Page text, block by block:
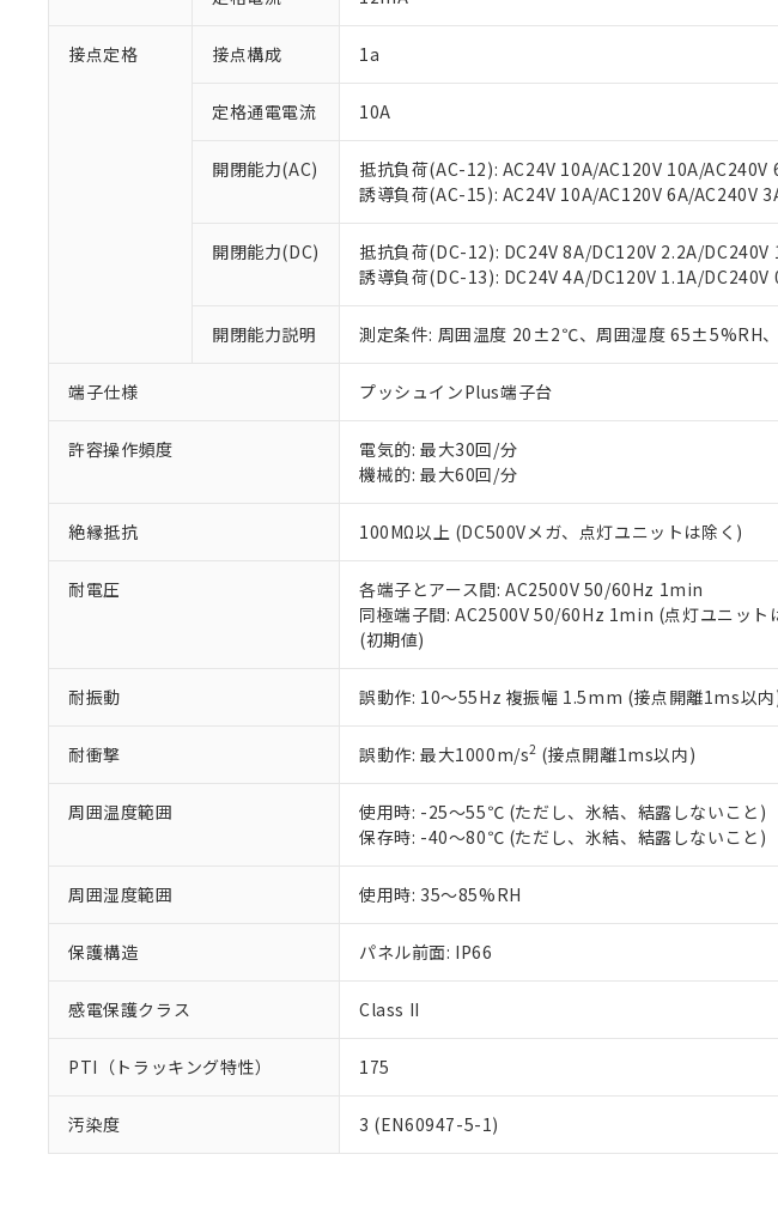
接点定格 接点構成 1a
定格通電電流 10A
開閉能力(AC)
抵抗負荷(AC-12): AC24V 10A/AC120V 10A/AC240V
誘導負荷(AC-15): AC24V 10A/AC120V 6A/AC240V
開閉能力(DC)
抵抗負荷(DC-12): DC24V 8A/DC120V 2.2A/DC240V
誘導負荷(DC-13): DC24V 4A/DC120V 1.1A/DC240V
開閉能力説明 測定条件: 周囲温度 20±2℃、周囲湿度 65±5%RH
端子仕様 プッシュインPlus端子台
許容操作頻度
電気的: 最大30回/分
機械的: 最大60回/分
絶縁抵抗 100MΩ以上 (DC500Vメガ、点灯ユニットは除く)
耐電圧
各端子とアース間: AC2500V 50/60Hz 1min
同極端子間: AC2500V 50/60Hz 1min (点灯ユニット
(初期値)
耐振動 誤動作: 10～55Hz 複振幅 1.5mm (接点開離1ms以
耐衝撃 誤動作: 最大1000m/s2 (接点開離1ms以内)
周囲温度範囲
使用時: -25～55℃ (ただし、氷結、結露しないこと)
保存時: -40～80℃ (ただし、氷結、結露しないこと)
周囲湿度範囲 使用時: 35～85%RH
保護構造 パネル前面: IP66
感電保護クラス Class II
PTI（トラッキング特性） 175
汚染度 3 (EN60947-5-1)
本サービスは、当社制御機器事業取扱商品
当社制御機器事業取扱商品の中には、本サ
い。
正式な納期状況および標準価格はお客様の
当社販売員にご相談ください。
在庫状況および標準価格結果を当社の事前
す。
マイパーツ機能（部品リスト作成サービス
ている必要があります。
お客様が当ウェブサイト上で当社にご登録
が、当社の製品・サービスに関するお客様
いる法人を指します。
*EU RoHS指令（10物質）：
フタル酸ビス(2-エチルヘキシル) (DEHP)(別名：DOP)
ル（DBP） 1000ppm以下、フタル酸ジイソブチル (DIBP)
但し、RoHS指令で産業用監視および制御機器に対する適用除外
フタル酸エステル類の４物質については閾値を超える意図的な
※2 対応予定月
部品在庫の切り替え状況などにより、予定月が前
※3 非含有証明書ダウンロード
EU RoHS指令（10物質）の非含有証明書
51物質の非含有証明書（当社基準）
※本証明書は発行日時点で非含有を証明するもの
また、RoHS指令のフタル酸エステル類４物質
混在することから備考欄に対応日を記載しており
既に当社にて対応品への在庫切替を完了してい
り割愛しております。
「×」：最大均質材料含有率が中国RoHSの基準
Pb(鉛) :1000ppm、 Hg(水銀) : 1000ppm、 Cd(カドミウム) :
DEHP(フタル酸ビス(2-エチルヘキシル)) : 1000ppm
※2 環境保護使用期限
「ｅ」：有害物質（10物質）のすべてが基準値以
味します。
「－」：未確認です。当社販売部門へお問い合わ
当社は、これら貴社製品のうち、外国為替
などの必要な手続きをとります。
ます。
当社は貴社製品を、核兵器、ミサイル、化
置等に一切使用いたしません。
当社は、貴社製品を第三者に販売する場合
たしません。
△ 一定数には満たないが在庫あり
－
在庫なし(最新の在庫状況については、
機器販売店・当社販売員にご確認くだ
空
受注生産機種、また在庫状況の情報を